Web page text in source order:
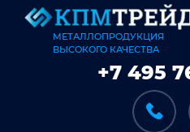
МЕТАЛЛОПРОДУКЦИЯ
ВЫСОКОГО КАЧЕСТВА
+7 495